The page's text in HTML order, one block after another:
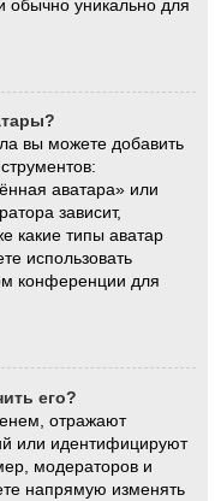
обычно уникально для
вы можете добавить
аватара» или
зависит,
какие типы аватар
использовать
конференции для
его?
отражают
или идентифицируют
модераторов и
напрямую изменять